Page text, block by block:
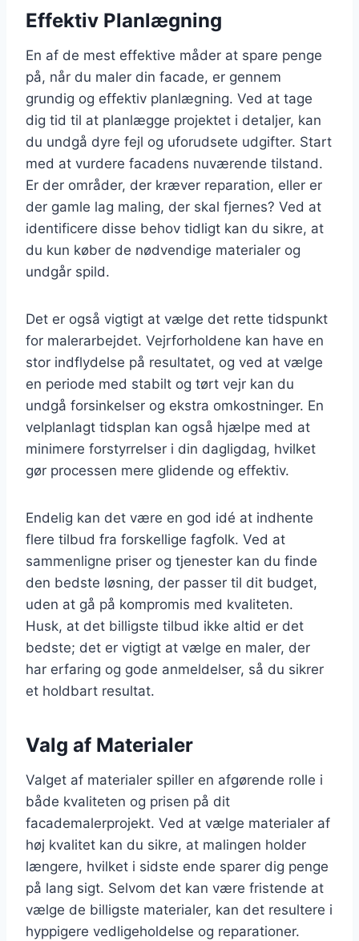
Effektiv Planlægning
En af de mest effektive måder at spare penge
på, når du maler din facade, er gennem
grundig og effektiv planlægning. Ved at tage
dig tid til at planlægge projektet i detaljer, kan
du undgå dyre fejl og uforudsete udgifter. Start
med at vurdere facadens nuværende tilstand.
Er der områder, der kræver reparation, eller er
der gamle lag maling, der skal fjernes? Ved at
identificere disse behov tidligt kan du sikre, at
du kun køber de nødvendige materialer og
undgår spild.
Det er også vigtigt at vælge det rette tidspunkt
for malerarbejdet. Vejrforholdene kan have en
stor indflydelse på resultatet, og ved at vælge
en periode med stabilt og tørt vejr kan du
undgå forsinkelser og ekstra omkostninger. En
velplanlagt tidsplan kan også hjælpe med at
minimere forstyrrelser i din dagligdag, hvilket
gør processen mere glidende og effektiv.
Endelig kan det være en god idé at indhente
flere tilbud fra forskellige fagfolk. Ved at
sammenligne priser og tjenester kan du finde
den bedste løsning, der passer til dit budget,
uden at gå på kompromis med kvaliteten.
Husk, at det billigste tilbud ikke altid er det
bedste; det er vigtigt at vælge en maler, der
har erfaring og gode anmeldelser, så du sikrer
et holdbart resultat.
Valg af Materialer
Valget af materialer spiller en afgørende rolle i
både kvaliteten og prisen på dit
facademalerprojekt. Ved at vælge materialer af
høj kvalitet kan du sikre, at malingen holder
længere, hvilket i sidste ende sparer dig penge
på lang sigt. Selvom det kan være fristende at
vælge de billigste materialer, kan det resultere i
hyppigere vedligeholdelse og reparationer.